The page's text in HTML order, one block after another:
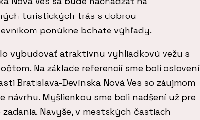
turistických trás s dobrou
ponúkne bohaté výhľady.
vybudovať atraktívnu vyhliadkovú vežu s
Na základe referencií sme boli oslovení
Bratislava-Devínska Nová Ves so záujmom
návrhu. Myšlienkou sme boli nadšení už pre
Navyše, v mestských častiach